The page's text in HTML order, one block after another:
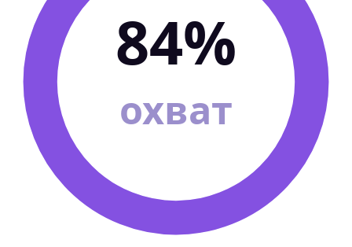
84%
охват